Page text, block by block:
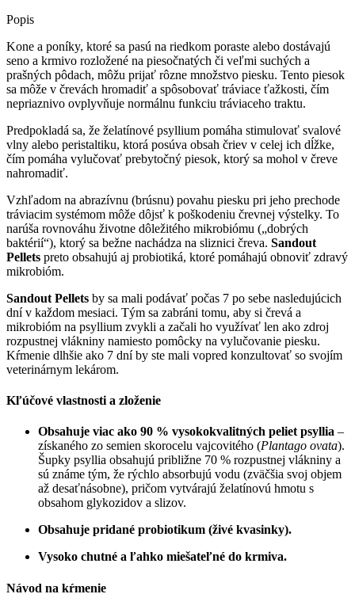
Popis
Kone a poníky, ktoré sa pasú na riedkom poraste alebo dostávajú
seno a krmivo rozložené na piesočnatých či veľmi suchých a
prašných pôdach, môžu prijať rôzne množstvo piesku. Tento piesok
sa môže v črevách hromadiť a spôsobovať tráviace ťažkosti, čím
nepriaznivo ovplyvňuje normálnu funkciu tráviaceho traktu.
Predpokladá sa, že želatínové psyllium pomáha stimulovať svalové
vlny alebo peristaltiku, ktorá posúva obsah čriev v celej ich dĺžke,
čím pomáha vylučovať prebytočný piesok, ktorý sa mohol v čreve
nahromadiť.
Vzhľadom na abrazívnu (brúsnu) povahu piesku pri jeho prechode
tráviacim systémom môže dôjsť k poškodeniu črevnej výstelky. To
narúša rovnováhu životne dôležitého mikrobiómu („dobrých
baktérií“), ktorý sa bežne nachádza na sliznici čreva. Sandout
Pellets preto obsahujú aj probiotiká, ktoré pomáhajú obnoviť zdravý
mikrobióm.
Sandout Pellets by sa mali podávať počas 7 po sebe nasledujúcich
dní v každom mesiaci. Tým sa zabráni tomu, aby si črevá a
mikrobióm na psyllium zvykli a začali ho využívať len ako zdroj
rozpustnej vlákniny namiesto pomôcky na vylučovanie piesku.
Kŕmenie dlhšie ako 7 dní by ste mali vopred konzultovať so svojím
veterinárnym lekárom.
Kľúčové vlastnosti a zloženie
Obsahuje viac ako 90 % vysokokvalitných peliet psyllia –
získaného zo semien skorocelu vajcovitého (Plantago ovata).
Šupky psyllia obsahujú približne 70 % rozpustnej vlákniny a
sú známe tým, že rýchlo absorbujú vodu (zväčšia svoj objem
až desaťnásobne), pričom vytvárajú želatínovú hmotu s
obsahom glykozidov a slizov.
Obsahuje pridané probiotikum (živé kvasinky).
Vysoko chutné a ľahko miešateľné do krmiva.
Návod na kŕmenie